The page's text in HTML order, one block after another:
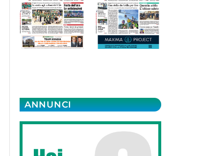
ANNUNCI